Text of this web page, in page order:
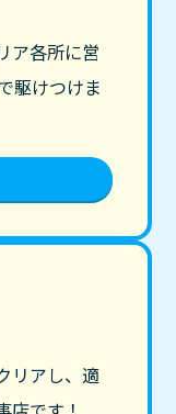
ア各所に営
駆けつけま
リアし、適